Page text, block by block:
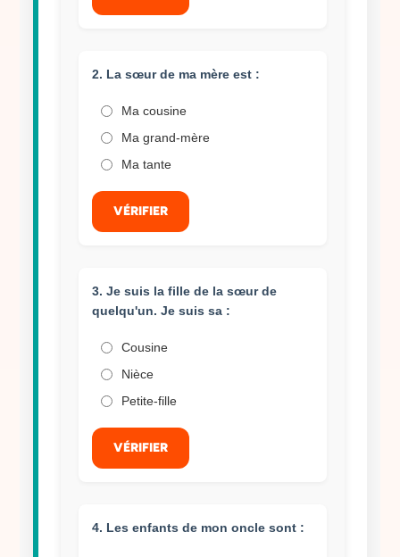
2. La sœur de ma mère est :
Ma cousine
Ma grand-mère
Ma tante
VÉRIFIER
3. Je suis la fille de la sœur de
quelqu'un. Je suis sa :
Cousine
Nièce
Petite-fille
VÉRIFIER
4. Les enfants de mon oncle sont :